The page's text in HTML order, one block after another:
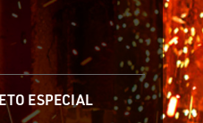
ESPECIAL